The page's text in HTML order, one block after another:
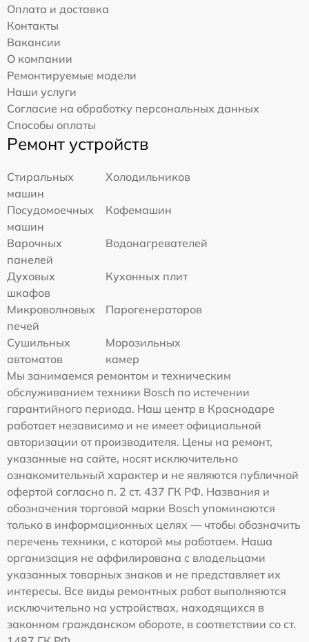
Оплата и доставка
Контакты
Вакансии
О компании
Ремонтируемые модели
Наши услуги
Согласие на обработку персональных данных
Способы оплаты
Ремонт устройств
Стиральных
машин
Холодильников
Посудомоечных
машин
Кофемашин
Варочных
панелей
Водонагревателей
Духовых
шкафов
Кухонных плит
Микроволновых
печей
Парогенераторов
Сушильных
автоматов
Морозильных
камер
Мы занимаемся ремонтом и техническим
обслуживанием техники Bosch по истечении
гарантийного периода. Наш центр в Краснодаре
работает независимо и не имеет официальной
авторизации от производителя. Цены на ремонт,
указанные на сайте, носят исключительно
ознакомительный характер и не являются публичной
офертой согласно п. 2 ст. 437 ГК РФ. Названия и
обозначения торговой марки Bosch упоминаются
только в информационных целях — чтобы обозначить
перечень техники, с которой мы работаем. Наша
организация не аффилирована с владельцами
указанных товарных знаков и не представляет их
интересы. Все виды ремонтных работ выполняются
исключительно на устройствах, находящихся в
законном гражданском обороте, в соответствии со ст.